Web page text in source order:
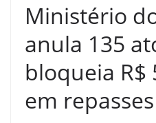
Ministério
anula 135
bloqueia R$
em